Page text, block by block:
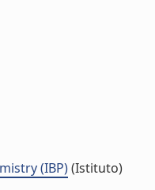
(IBP)(Istituto)